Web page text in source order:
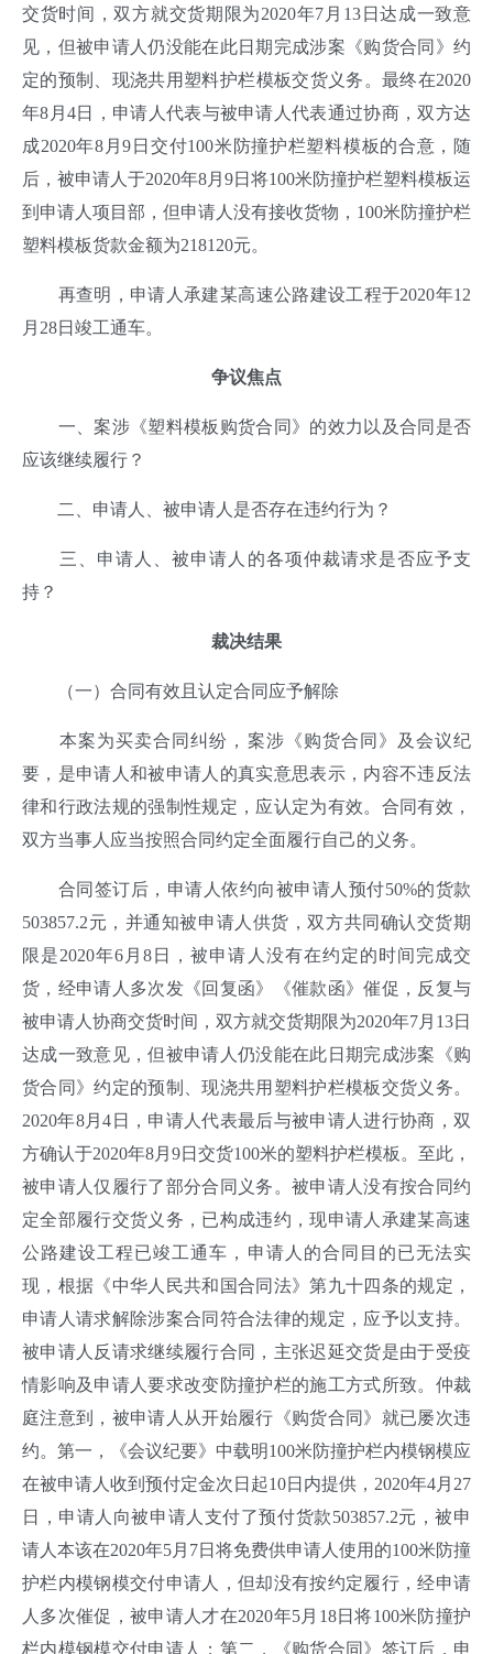
交货时间，双方就交货期限为2020年7月13日达成一致意
见，但被申请人仍没能在此日期完成涉案《购货合同》约
定的预制、现浇共用塑料护栏模板交货义务。最终在2020
年8月4日，申请人代表与被申请人代表通过协商，双方达
成2020年8月9日交付100米防撞护栏塑料模板的合意，随
后，被申请人于2020年8月9日将100米防撞护栏塑料模板运
到申请人项目部，但申请人没有接收货物，100米防撞护栏
塑料模板货款金额为218120元。
再查明，申请人承建某高速公路建设工程于2020年12
月28日竣工通车。
争议焦点
一、案涉《塑料模板购货合同》的效力以及合同是否
应该继续履行？
二、申请人、被申请人是否存在违约行为？
三、申请人、被申请人的各项仲裁请求是否应予支
持？
裁决结果
（一）合同有效且认定合同应予解除
本案为买卖合同纠纷，案涉《购货合同》及会议纪
要，是申请人和被申请人的真实意思表示，内容不违反法
律和行政法规的强制性规定，应认定为有效。合同有效，
双方当事人应当按照合同约定全面履行自己的义务。
合同签订后，申请人依约向被申请人预付50%的货款
503857.2元，并通知被申请人供货，双方共同确认交货期
限是2020年6月8日，被申请人没有在约定的时间完成交
货，经申请人多次发《回复函》《催款函》催促，反复与
被申请人协商交货时间，双方就交货期限为2020年7月13日
达成一致意见，但被申请人仍没能在此日期完成涉案《购
货合同》约定的预制、现浇共用塑料护栏模板交货义务。
2020年8月4日，申请人代表最后与被申请人进行协商，双
方确认于2020年8月9日交货100米的塑料护栏模板。至此，
被申请人仅履行了部分合同义务。被申请人没有按合同约
定全部履行交货义务，已构成违约，现申请人承建某高速
公路建设工程已竣工通车，申请人的合同目的已无法实
现，根据《中华人民共和国合同法》第九十四条的规定，
申请人请求解除涉案合同符合法律的规定，应予以支持。
被申请人反请求继续履行合同，主张迟延交货是由于受疫
情影响及申请人要求改变防撞护栏的施工方式所致。仲裁
庭注意到，被申请人从开始履行《购货合同》就已屡次违
约。第一，《会议纪要》中载明100米防撞护栏内模钢模应
在被申请人收到预付定金次日起10日内提供，2020年4月27
日，申请人向被申请人支付了预付货款503857.2元，被申
请人本该在2020年5月7日将免费供申请人使用的100米防撞
护栏内模钢模交付申请人，但却没有按约定履行，经申请
人多次催促，被申请人才在2020年5月18日将100米防撞护
栏内模钢模交付申请人；第二，《购货合同》签订后，申